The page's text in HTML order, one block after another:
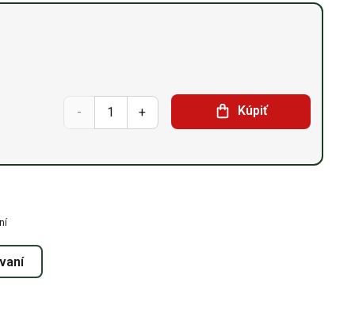
množstvo Kúpiť